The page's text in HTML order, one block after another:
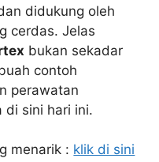
didukung oleh
cerdas. Jelas
bukan sekadar
contoh
perawatan
di sini hari ini.
menarik : klik di sini